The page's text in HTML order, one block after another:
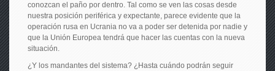
conozcan el paño por dentro. Tal como se ven las cosas desde
nuestra posición periférica y expectante, parece evidente que la
operación rusa en Ucrania no va a poder ser detenida por nadie y
que la Unión Europea tendrá que hacer las cuentas con la nueva
situación.
¿Y los mandantes del sistema? ¿Hasta cuándo podrán seguir